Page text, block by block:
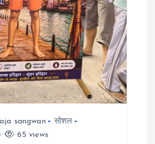
sangwan
सोशल
65 views